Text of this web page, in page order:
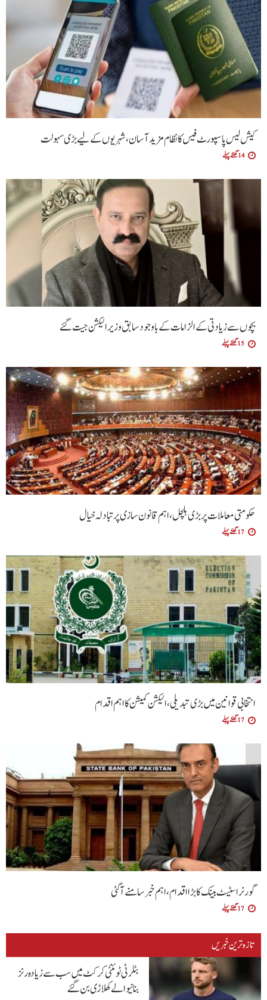
کیش لیس پاسپورٹ فیس کا نظام مزید آسان،شہریوں کے لیے بڑی سہولت
14 گھنٹے پہلے
بچوں سے زیادتی کے الزامات کے باوجود سابق وزیر الیکشن جیت گئے
15 گھنٹے پہلے
حکومتی معاملات پر بڑی ہلچل ،اہم قانون سازی پر تبادلہ خیال
17 گھنٹے پہلے
انتخابی قوانین میں بڑی تبدیلی، الیکشن کمیشن کا اہم اقدام
17 گھنٹے پہلے
گورنر اسٹیٹ بینک کا بڑا اقدام، اہم خبر سامنے آگئی
17 گھنٹے پہلے
تازہ ترین خبریں
بٹلر ٹی ٹوئنٹی کرکٹ میں سب سے زیادہ رنز
بنانیوالے کھلاڑی بن گئے